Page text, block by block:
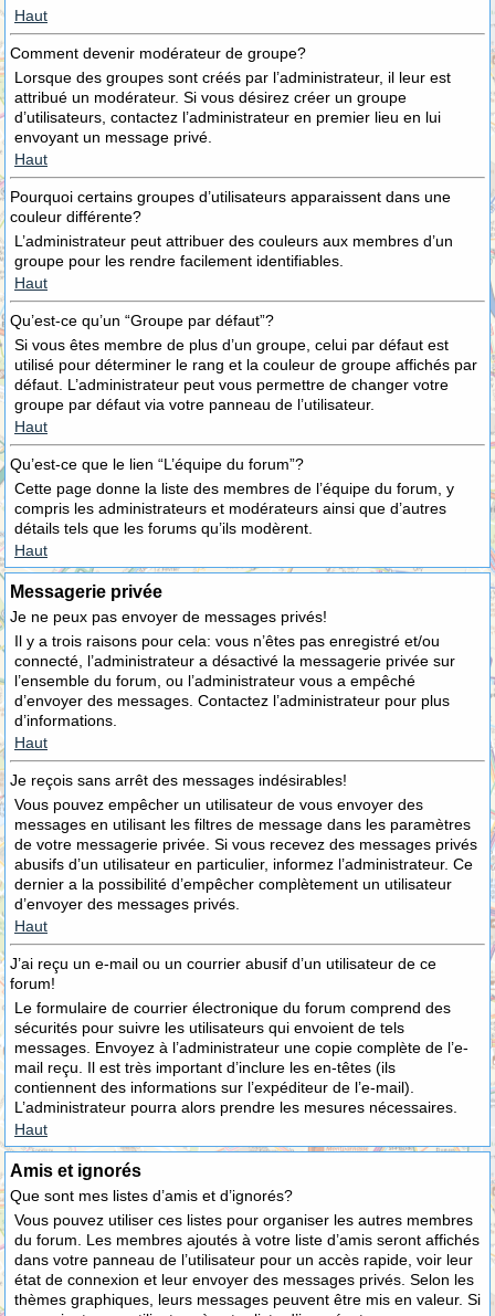
Haut
Comment devenir modérateur de groupe?
Lorsque des groupes sont créés par l’administrateur, il leur est
attribué un modérateur. Si vous désirez créer un groupe
d’utilisateurs, contactez l’administrateur en premier lieu en lui
envoyant un message privé.
Haut
Pourquoi certains groupes d’utilisateurs apparaissent dans une
couleur différente?
L’administrateur peut attribuer des couleurs aux membres d’un
groupe pour les rendre facilement identifiables.
Haut
Qu’est-ce qu’un “Groupe par défaut”?
Si vous êtes membre de plus d’un groupe, celui par défaut est
utilisé pour déterminer le rang et la couleur de groupe affichés par
défaut. L’administrateur peut vous permettre de changer votre
groupe par défaut via votre panneau de l’utilisateur.
Haut
Qu’est-ce que le lien “L’équipe du forum”?
Cette page donne la liste des membres de l’équipe du forum, y
compris les administrateurs et modérateurs ainsi que d’autres
détails tels que les forums qu’ils modèrent.
Haut
Messagerie privée
Je ne peux pas envoyer de messages privés!
Il y a trois raisons pour cela: vous n’êtes pas enregistré et/ou
connecté, l’administrateur a désactivé la messagerie privée sur
l’ensemble du forum, ou l’administrateur vous a empêché
d’envoyer des messages. Contactez l’administrateur pour plus
d’informations.
Haut
Je reçois sans arrêt des messages indésirables!
Vous pouvez empêcher un utilisateur de vous envoyer des
messages en utilisant les filtres de message dans les paramètres
de votre messagerie privée. Si vous recevez des messages privés
abusifs d’un utilisateur en particulier, informez l’administrateur. Ce
dernier a la possibilité d’empêcher complètement un utilisateur
d’envoyer des messages privés.
Haut
J’ai reçu un e-mail ou un courrier abusif d’un utilisateur de ce
forum!
Le formulaire de courrier électronique du forum comprend des
sécurités pour suivre les utilisateurs qui envoient de tels
messages. Envoyez à l’administrateur une copie complète de l’e-
mail reçu. Il est très important d’inclure les en-têtes (ils
contiennent des informations sur l’expéditeur de l’e-mail).
L’administrateur pourra alors prendre les mesures nécessaires.
Haut
Amis et ignorés
Que sont mes listes d’amis et d’ignorés?
Vous pouvez utiliser ces listes pour organiser les autres membres
du forum. Les membres ajoutés à votre liste d’amis seront affichés
dans votre panneau de l’utilisateur pour un accès rapide, voir leur
état de connexion et leur envoyer des messages privés. Selon les
thèmes graphiques, leurs messages peuvent être mis en valeur. Si